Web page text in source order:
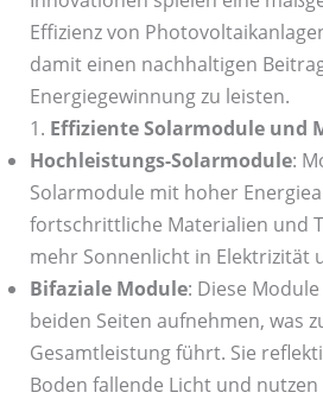
Effizienz von
damit einen nachhaltigen
Energiegewinnung zu leisten.
1. Effiziente Solarmodule und
Hochleistungs-Solarmodule:
Solarmodule mit hoher
fortschrittliche Materialien und
mehr Sonnenlicht in Elektrizität
Bifaziale Module: Diese
beiden Seiten aufnehmen, was
Gesamtleistung führt. Sie
Boden fallende Licht und nutzen